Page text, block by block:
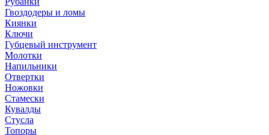
Гвоздодеры и ломы
Киянки
Ключи
Губцевый инструмент
Молотки
Напильники
Отвертки
Ножовки
Стамески
Кувалды
Стусла
Топоры